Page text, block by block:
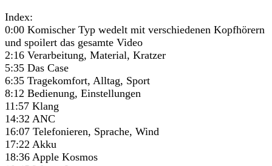
Index:
0:00 Komischer Typ wedelt mit verschiedenen Kopfhörern
und spoilert das gesamte Video
2:16 Verarbeitung, Material, Kratzer
5:35 Das Case
6:35 Tragekomfort, Alltag, Sport
8:12 Bedienung, Einstellungen
11:57 Klang
14:32 ANC
16:07 Telefonieren, Sprache, Wind
17:22 Akku
18:36 Apple Kosmos